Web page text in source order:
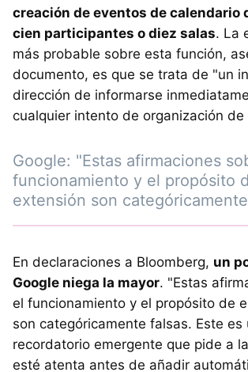
creación de eventos de calendario
cien participantes o diez salas. La
más probable sobre esta función,
documento, es que se trata de "un
dirección de informarse
cualquier intento de organización
Google: "Estas afirmaciones
funcionamiento y el propósito
extensión son
En declaraciones a Bloomberg, un
Google niega la mayor. "Estas
el funcionamiento y el propósito de
son categóricamente falsas. Este es
recordatorio emergente que pide a
esté atenta antes de añadir